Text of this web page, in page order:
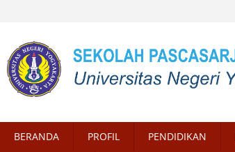
BERANDA PROFIL PENDIDIKAN